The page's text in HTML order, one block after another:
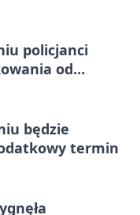
policjanci
od
będzie
termin